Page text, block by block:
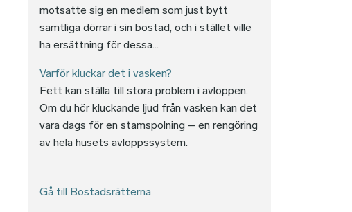
motsatte sig en medlem som just bytt
samtliga dörrar i sin bostad, och i stället ville
ha ersättning för dessa...
Varför kluckar det i vasken?
Fett kan ställa till stora problem i avloppen.
Om du hör kluckande ljud från vasken kan det
vara dags för en stamspolning – en rengöring
av hela husets avloppssystem.
Gå till Bostadsrätterna